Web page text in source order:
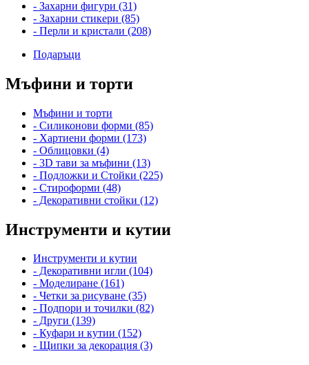
- Захарни фигури (31)
- Захарни стикери (85)
- Перли и кристали (208)
Подаръци
Мъфини и торти
Мъфини и торти
- Силиконови форми (85)
- Хартиени форми (173)
- Облицовки (4)
- 3D тави за мъфини (13)
- Подложки и Стойки (225)
- Стироформи (48)
- Декоративни стойки (12)
Инструменти и кутии
Инструменти и кутии
- Декоративни игли (104)
- Моделиране (161)
- Четки за рисуване (35)
- Подпори и точилки (82)
- Други (139)
- Куфари и кутии (152)
- Щипки за декорация (3)